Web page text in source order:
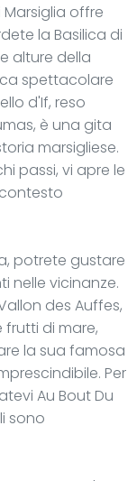
offre
la Basilica di
alture della
spettacolare
d'If, reso
è una gita
marsigliese.
passi, vi apre le
potrete gustare
nelle vicinanze.
des Auffes,
di mare,
la sua famosa
Per
Au Bout Du
sono